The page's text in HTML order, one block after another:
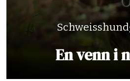
En venn i